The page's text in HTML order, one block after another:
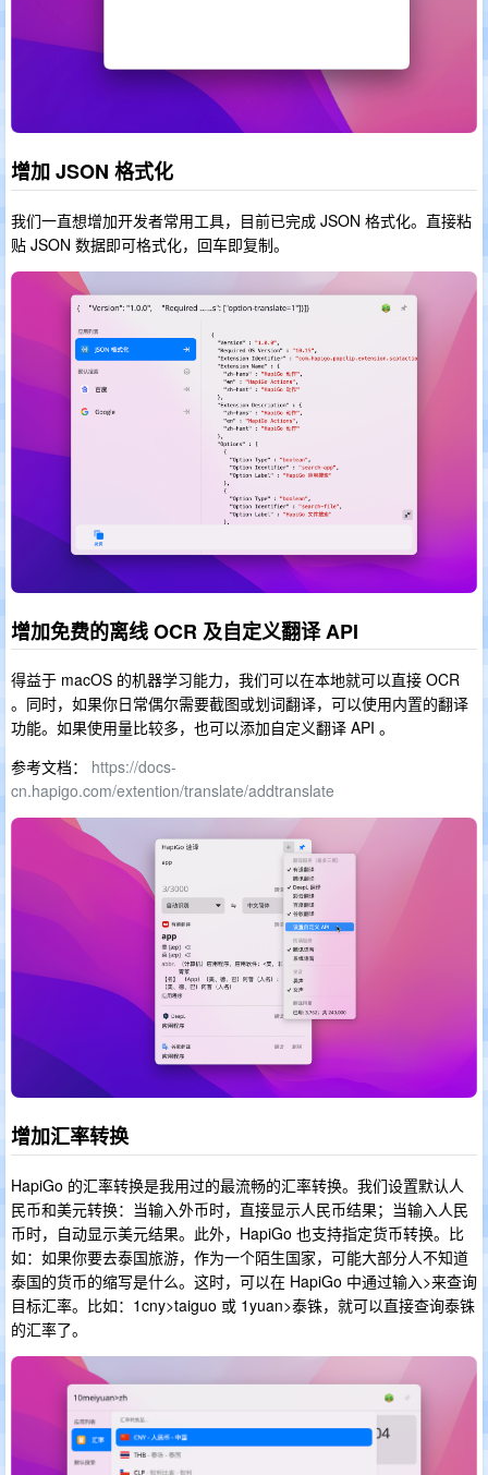
增加 JSON 格式化
我们一直想增加开发者常用工具，目前已完成 JSON 格式化。直接粘
贴 JSON 数据即可格式化，回车即复制。
增加免费的离线 OCR 及自定义翻译 API
得益于 macOS 的机器学习能力，我们可以在本地就可以直接 OCR
。同时，如果你日常偶尔需要截图或划词翻译，可以使用内置的翻译
功能。如果使用量比较多，也可以添加自定义翻译 API 。
参考文档： https://docs-
cn.hapigo.com/extention/translate/addtranslate
增加汇率转换
HapiGo 的汇率转换是我用过的最流畅的汇率转换。我们设置默认人
民币和美元转换：当输入外币时，直接显示人民币结果；当输入人民
币时，自动显示美元结果。此外，HapiGo 也支持指定货币转换。比
如：如果你要去泰国旅游，作为一个陌生国家，可能大部分人不知道
泰国的货币的缩写是什么。这时，可以在 HapiGo 中通过输入>来查询
目标汇率。比如：1cny>taiguo 或 1yuan>泰铢，就可以直接查询泰铢
的汇率了。